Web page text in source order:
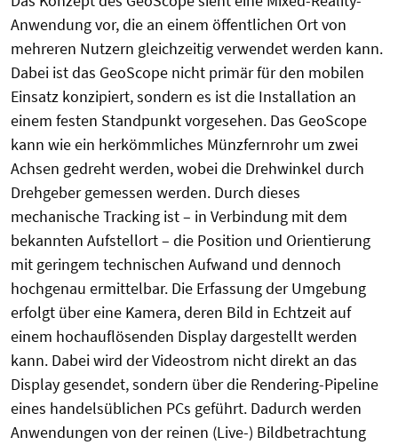
Anwendung vor, die an einem öffentlichen Ort von
mehreren Nutzern gleichzeitig verwendet werden kann.
Dabei ist das GeoScope nicht primär für den mobilen
Einsatz konzipiert, sondern es ist die Installation an
einem festen Standpunkt vorgesehen. Das GeoScope
kann wie ein herkömmliches Münzfernrohr um zwei
Achsen gedreht werden, wobei die Drehwinkel durch
Drehgeber gemessen werden. Durch dieses
mechanische Tracking ist – in Verbindung mit dem
bekannten Aufstellort – die Position und Orientierung
mit geringem technischen Aufwand und dennoch
hochgenau ermittelbar. Die Erfassung der Umgebung
erfolgt über eine Kamera, deren Bild in Echtzeit auf
einem hochauflösenden Display dargestellt werden
kann. Dabei wird der Videostrom nicht direkt an das
Display gesendet, sondern über die Rendering-Pipeline
eines handelsüblichen PCs geführt. Dadurch werden
Anwendungen von der reinen (Live-) Bildbetrachtung